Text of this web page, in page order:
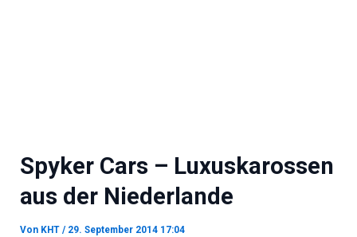
Spyker Cars – Luxuskarossen
aus der Niederlande
Von KHT / 29. September 2014 17:04